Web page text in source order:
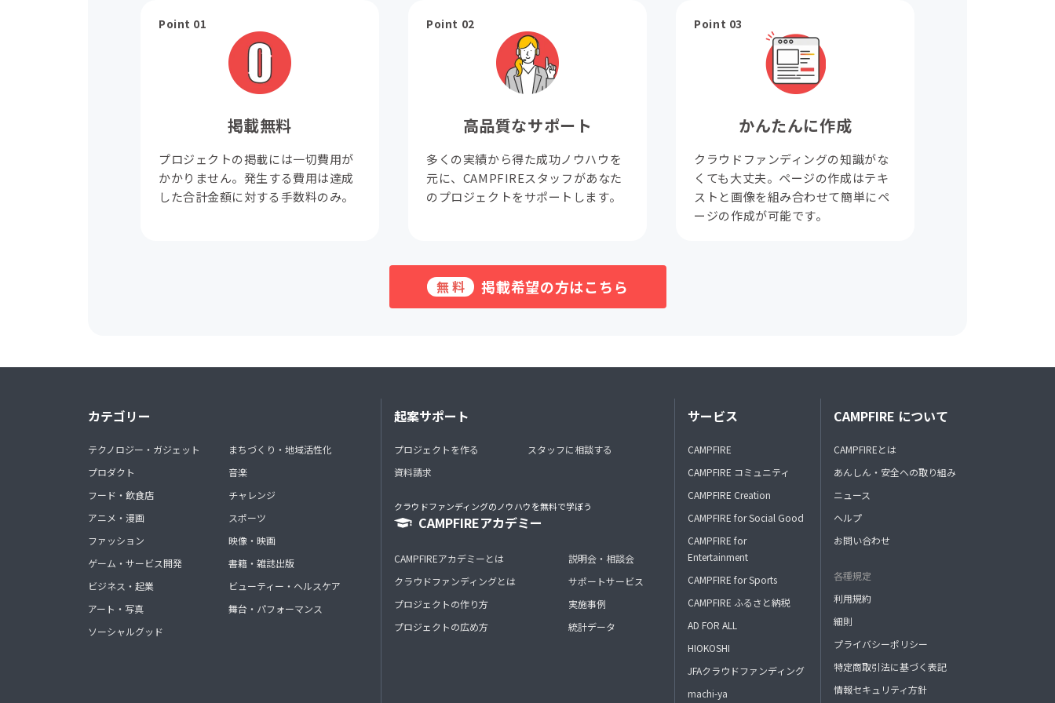
Point 01
掲載無料
プロジェクトの掲載には一切費用が
かかりません。発生する費用は達成
した合計金額に対する手数料のみ。
Point 02
高品質なサポート
多くの実績から得た成功ノウハウを
元に、CAMPFIREスタッフがあなた
のプロジェクトをサポートします。
Point 03
かんたんに作成
クラウドファンディングの知識がな
くても大丈夫。ページの作成はテキ
ストと画像を組み合わせて簡単にペ
ージの作成が可能です。
無料 掲載希望の方はこちら
カテゴリー
テクノロジー・ガジェット
プロダクト
フード・飲食店
アニメ・漫画
ファッション
ゲーム・サービス開発
ビジネス・起業
アート・写真
ソーシャルグッド
まちづくり・地域活性化
音楽
チャレンジ
スポーツ
映像・映画
書籍・雑誌出版
ビューティー・ヘルスケア
舞台・パフォーマンス
起案サポート
プロジェクトを作る
資料請求
スタッフに相談する
クラウドファンディングのノウハウを無料で学ぼう
CAMPFIREアカデミー
CAMPFIREアカデミーとは
クラウドファンディングとは
プロジェクトの作り方
プロジェクトの広め方
説明会・相談会
サポートサービス
実施事例
統計データ
サービス
CAMPFIRE
CAMPFIRE コミュニティ
CAMPFIRE Creation
CAMPFIRE for Social Good
CAMPFIRE for
Entertainment
CAMPFIRE for Sports
CAMPFIRE ふるさと納税
AD FOR ALL
HIOKOSHI
JFAクラウドファンディング
machi-ya
CAMPFIRE について
CAMPFIREとは
あんしん・安全への取り組み
ニュース
ヘルプ
お問い合わせ
各種規定
利用規約
細則
プライバシーポリシー
特定商取引法に基づく表記
情報セキュリティ方針